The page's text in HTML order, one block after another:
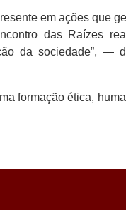
em ações que
das Raízes
da sociedade”, —
formação ética,